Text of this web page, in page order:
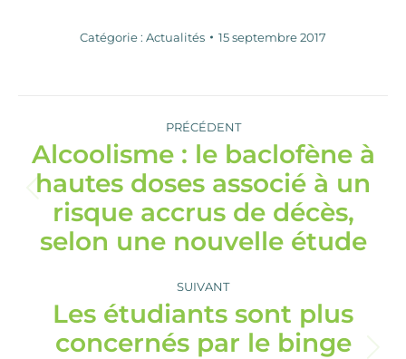
Catégorie : Actualités 15 septembre 2017
PRÉCÉDENT
Article
précédent
:
Alcoolisme : le baclofène à
hautes doses associé à un
risque accrus de décès,
selon une nouvelle étude
SUIVANT
Article
Les étudiants sont plus
concernés par le binge